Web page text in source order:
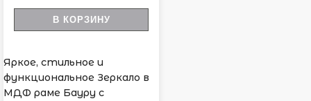
В КОРЗИНУ
Яркое, стильное и
функциональное Зеркало в
МДФ раме Бауру с